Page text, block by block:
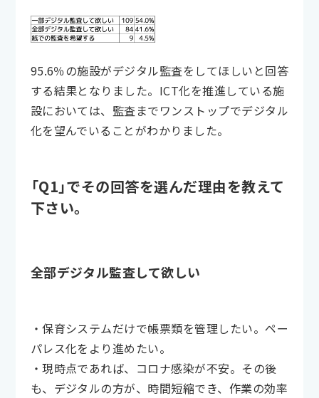
95.6％の施設がデジタル監査をしてほしいと回答
する結果となりました。ICT化を推進している施
設においては、監査までワンストップでデジタル
化を望んでいることがわかりました。
「Q1」でその回答を選んだ理由を教えて
下さい。
全部デジタル監査して欲しい
・保育システムだけで帳票類を管理したい。ペー
パレス化をより進めたい。
・現時点であれば、コロナ感染が不安。その後
も、デジタルの方が、時間短縮でき、作業の効率